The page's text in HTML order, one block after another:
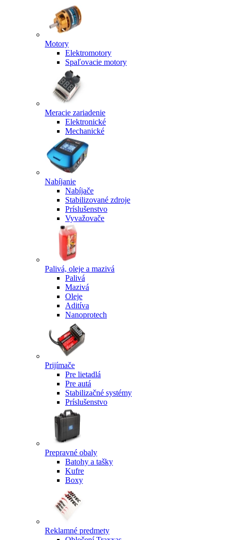
Motory
Elektromotory
Spaľovacie motory
Meracie zariadenie
Elektronické
Mechanické
Nabíjanie
Nabíjače
Stabilizované zdroje
Príslušenstvo
Vyvažovače
Palivá, oleje a mazivá
Palivá
Mazivá
Oleje
Aditíva
Nanoprotech
Prijímače
Pre lietadlá
Pre autá
Stabilizačné systémy
Príslušenstvo
Prepravné obaly
Batohy a tašky
Kufre
Boxy
Reklamné predmety